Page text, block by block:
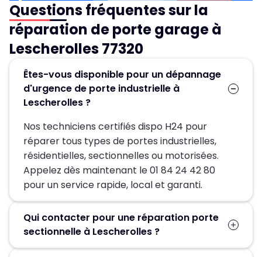
Questions fréquentes sur la
réparation de porte garage à
Lescherolles 77320
Êtes-vous disponible pour un dépannage
d'urgence de porte industrielle à
Lescherolles ?
Nos techniciens certifiés dispo H24 pour
réparer tous types de portes industrielles,
résidentielles, sectionnelles ou motorisées.
Appelez dès maintenant le 01 84 24 42 80
pour un service rapide, local et garanti.
Qui contacter pour une réparation porte
sectionnelle à Lescherolles ?